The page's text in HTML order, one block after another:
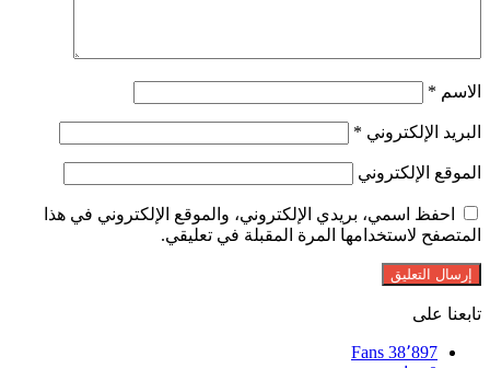
الاسم *
البريد الإلكتروني *
الموقع الإلكتروني
احفظ اسمي، بريدي الإلكتروني، والموقع الإلكتروني في هذا
المتصفح لاستخدامها المرة المقبلة في تعليقي.
تابعنا على
38٬897 Fans